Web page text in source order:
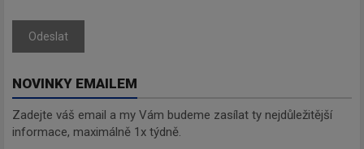
Odeslat
NOVINKY EMAILEM
Zadejte váš email a my Vám budeme zasílat ty nejdůležitější
informace, maximálně 1x týdně.